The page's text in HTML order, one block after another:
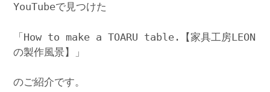
YouTubeで見つけた
「How to make a TOARU table.【家具工房LEON
の製作風景】」
のご紹介です。